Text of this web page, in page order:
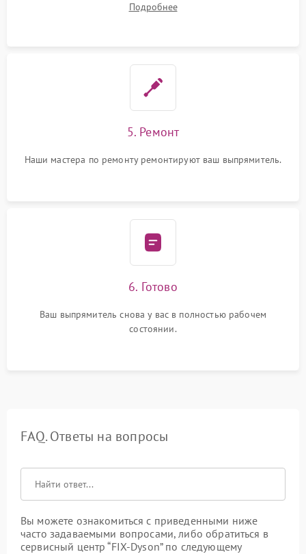
Подробнее
5. Ремонт
Наши мастера по ремонту ремонтируют ваш выпрямитель.
6. Готово
Ваш выпрямитель снова у вас в полностью рабочем
состоянии.
FAQ. Ответы на вопросы
Вы можете ознакомиться с приведенными ниже
часто задаваемыми вопросами, либо обратиться в
сервисный центр “FIX-Dyson” по следующему